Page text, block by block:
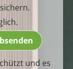
und es